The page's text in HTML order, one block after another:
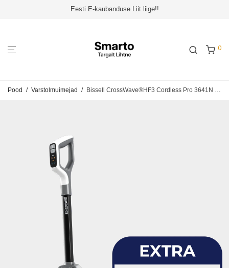
Eesti E-kaubanduse Liit liige!!
0
Pood / Varstolmuimejad / Bissell CrossWave®HF3 Cordless Pro 3641N – Juhtmeta varstolmuimeja